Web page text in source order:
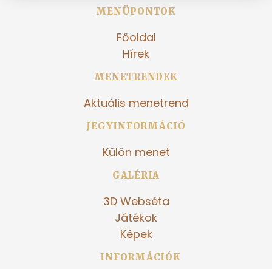
MENÜPONTOK
Főoldal
Hírek
MENETRENDEK
Aktuális menetrend
JEGYINFORMÁCIÓ
Külön menet
GALÉRIA
3D Webséta
Játékok
Képek
INFORMÁCIÓK